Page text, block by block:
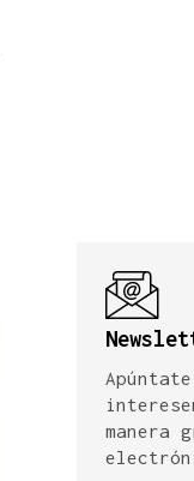
manera